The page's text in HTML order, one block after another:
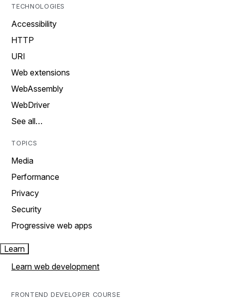
TECHNOLOGIES
Accessibility
HTTP
URI
Web extensions
WebAssembly
WebDriver
See all…
TOPICS
Media
Performance
Privacy
Security
Progressive web apps
Learn
Learn web development
FRONTEND DEVELOPER COURSE